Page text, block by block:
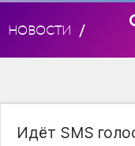
НОВОСТИ /
Идёт SMS